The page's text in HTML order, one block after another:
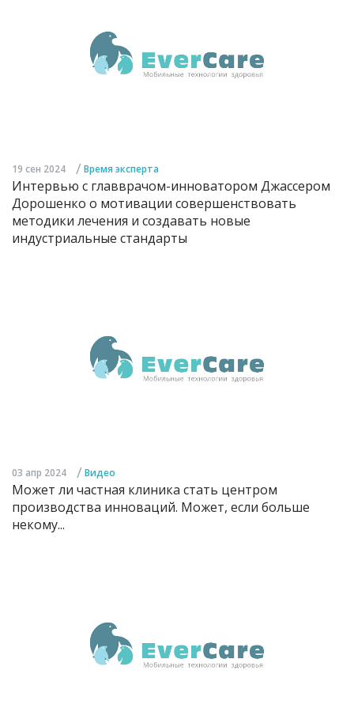
19 сен 2024 / Время эксперта
Интервью с главврачом-инноватором Джассером
Дорошенко о мотивации совершенствовать
методики лечения и создавать новые
индустриальные стандарты
03 апр 2024 / Видео
Может ли частная клиника стать центром
производства инноваций. Может, если больше
некому...